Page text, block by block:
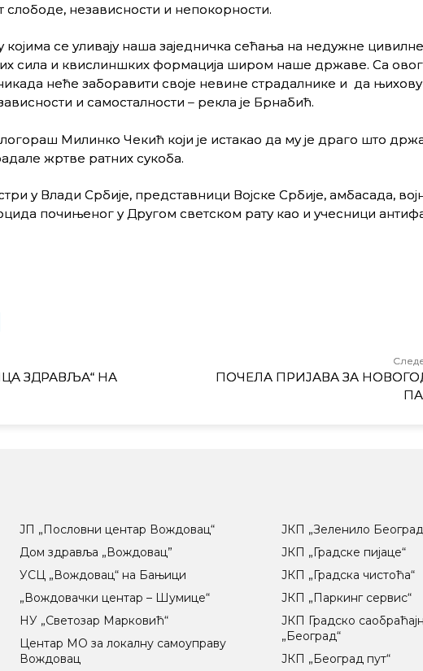
независности и непокорности.
којима се уливају наша заједничка сећања на недужне
сила и квислиншких формација широм наше државе. Са овог
неће заборавити своје невине страдалнике и да
и самосталности – рекла је Брнабић.
Милинко Чекић који је истакао да му је драго што
жртве ратних сукоба.
у Влади Србије, представници Војске Србије, амбасада,
почињеног у Другом светском рату као и учесници
ЗДРАВЉА“ НА
ПОЧЕЛА ПРИЈАВА ЗА
ЈП „Пословни центар Вождовац“
Дом здравља „Вождовац”
УСЦ „Вождовац“ на Бањици
„Вождовачки центар – Шумице“
НУ „Светозар Марковић“
Центар МO за локалну самоуправу
Вождовац
ЈКП „Зеленило
ЈКП „Градске пијаце“
ЈКП „Градска чистоћа“
ЈКП „Паркинг сервис“
ЈКП Градско
„Београд“
ЈКП „Београд пут“